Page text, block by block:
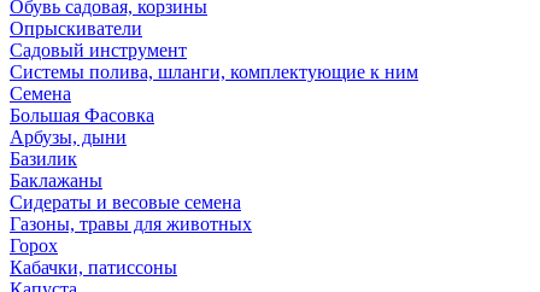
Обувь садовая, корзины
Опрыскиватели
Садовый инструмент
Системы полива, шланги, комплектующие к ним
Семена
Большая Фасовка
Арбузы, дыни
Базилик
Баклажаны
Сидераты и весовые семена
Газоны, травы для животных
Горох
Кабачки, патиссоны